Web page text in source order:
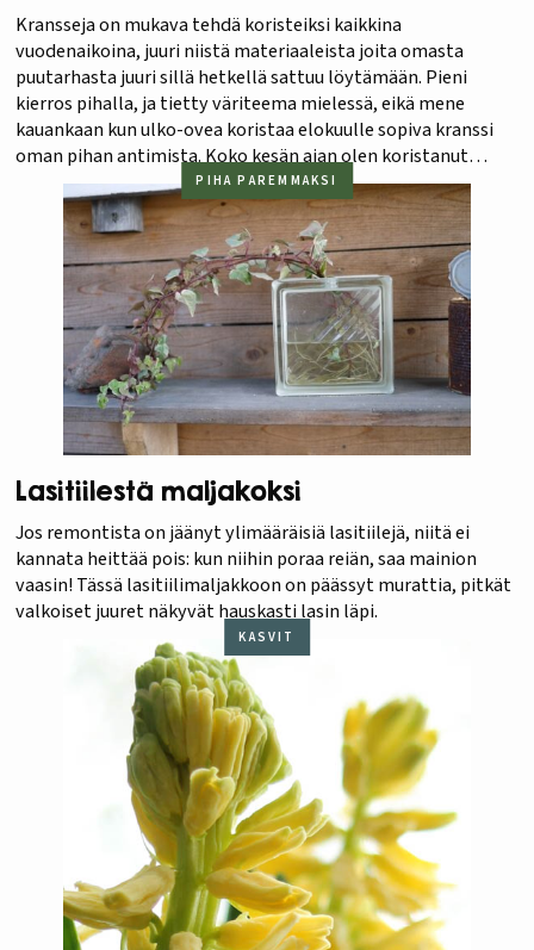
Kransseja on mukava tehdä koristeiksi kaikkina
vuodenaikoina, juuri niistä materiaaleista joita omasta
puutarhasta juuri sillä hetkellä sattuu löytämään. Pieni
kierros pihalla, ja tietty väriteema mielessä, eikä mene
kauankaan kun ulko-ovea koristaa elokuulle sopiva kranssi
oman pihan antimista. Koko kesän ajan olen koristanut
ovensuun kukilla muodossa tai toisessa ja täytyy todeta,
että se ilahduttaa niin kylään…
PIHA PAREMMAKSI
Lasitiilestä maljakoksi
Jos remontista on jäänyt ylimääräisiä lasitiilejä, niitä ei
kannata heittää pois: kun niihin poraa reiän, saa mainion
vaasin! Tässä lasitiilimaljakkoon on päässyt murattia, pitkät
valkoiset juuret näkyvät hauskasti lasin läpi.
KASVIT